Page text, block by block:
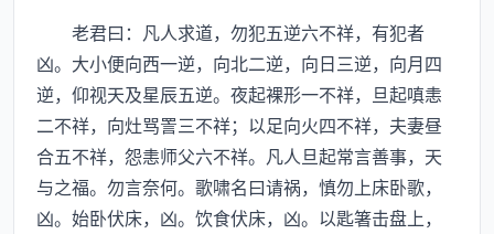
老君曰：凡人求道，勿犯五逆六不祥，有犯者
凶。大小便向西一逆，向北二逆，向日三逆，向月四
逆，仰视天及星辰五逆。夜起裸形一不祥，旦起嗔恚
二不祥，向灶骂詈三不祥；以足向火四不祥，夫妻昼
合五不祥，怨恚师父六不祥。凡人旦起常言善事，天
与之福。勿言奈何。歌啸名曰请祸，慎勿上床卧歌，
凶。始卧伏床，凶。饮食伏床，凶。以匙箸击盘上，